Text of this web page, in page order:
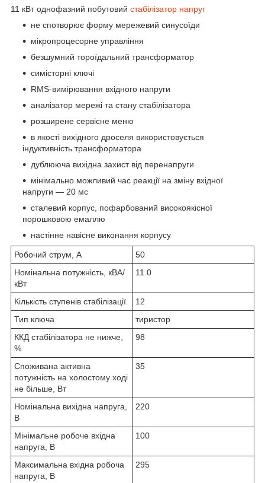
11 кВт однофазний побутовий стабілізатор напруг
не спотворює форму мережевий синусоїди
мікропроцесорне управління
безшумний тороїдальний трансформатор
симісторні ключі
RMS-вимірювання вхідного напруги
аналізатор мережі та стану стабілізатора
розширене сервісне меню
в якості вихідного дроселя використовується
індуктивність трансформатора
дублююча вихідна захист від перенапруги
мінімально можливий час реакції на зміну вхідної
напруги — 20 мс
сталевий корпус, пофарбований високоякісної
порошковою емаллю
настінне навісне виконання корпусу
Робочий струм, А
50
Номінальна потужність, кВА/
кВт
11.0
Кількість ступенів стабілізації
12
Тип ключа
тиристор
ККД стабілізатора не нижче,
%
98
Споживана активна
потужність на холостому ході
не більше, Вт
35
Номінальна вихідна напруга,
В
220
Мінімальне робоче вхідна
напруга, В
100
Максимальна вхідна робоча
напруга, В
295